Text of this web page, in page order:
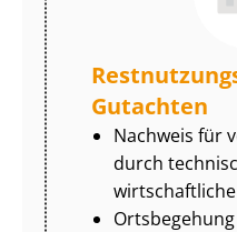
Gutachten
Nachweis für
durch